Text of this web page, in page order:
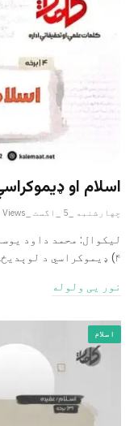
اسلام او
چهارشنبه _5 _اگست _2026AH 5-8-2026AD Views
لیکوال: محمد داود
۴) ډیموکراسي د لوېدیځو ساینس پوهانو…
نور یی ولوله
اسلام